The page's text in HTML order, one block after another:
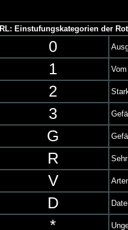
RL: Einstufungskategorien der
0
1
2
3
G
R
V
D
*